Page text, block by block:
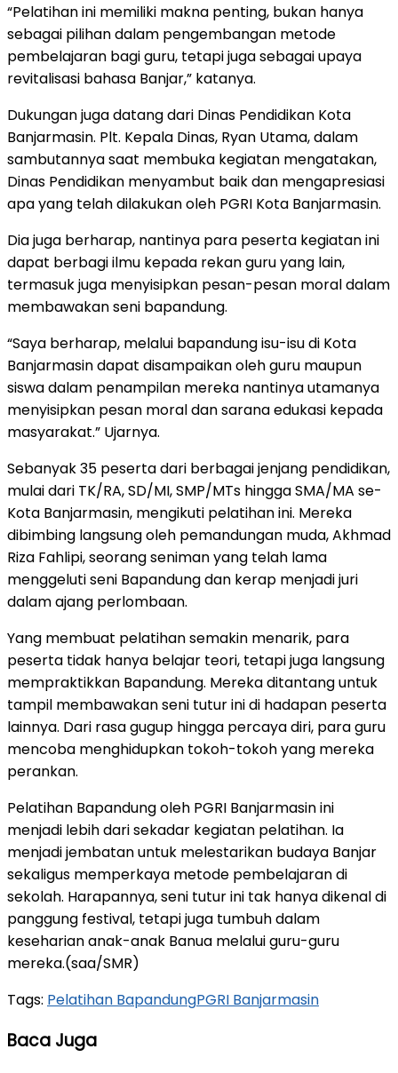
“Pelatihan ini memiliki makna penting, bukan hanya
sebagai pilihan dalam pengembangan metode
pembelajaran bagi guru, tetapi juga sebagai upaya
revitalisasi bahasa Banjar,” katanya.
Dukungan juga datang dari Dinas Pendidikan Kota
Banjarmasin. Plt. Kepala Dinas, Ryan Utama, dalam
sambutannya saat membuka kegiatan mengatakan,
Dinas Pendidikan menyambut baik dan mengapresiasi
apa yang telah dilakukan oleh PGRI Kota Banjarmasin.
Dia juga berharap, nantinya para peserta kegiatan ini
dapat berbagi ilmu kepada rekan guru yang lain,
termasuk juga menyisipkan pesan-pesan moral dalam
membawakan seni bapandung.
“Saya berharap, melalui bapandung isu-isu di Kota
Banjarmasin dapat disampaikan oleh guru maupun
siswa dalam penampilan mereka nantinya utamanya
menyisipkan pesan moral dan sarana edukasi kepada
masyarakat.” Ujarnya.
Sebanyak 35 peserta dari berbagai jenjang pendidikan,
mulai dari TK/RA, SD/MI, SMP/MTs hingga SMA/MA se-
Kota Banjarmasin, mengikuti pelatihan ini. Mereka
dibimbing langsung oleh pemandungan muda, Akhmad
Riza Fahlipi, seorang seniman yang telah lama
menggeluti seni Bapandung dan kerap menjadi juri
dalam ajang perlombaan.
Yang membuat pelatihan semakin menarik, para
peserta tidak hanya belajar teori, tetapi juga langsung
mempraktikkan Bapandung. Mereka ditantang untuk
tampil membawakan seni tutur ini di hadapan peserta
lainnya. Dari rasa gugup hingga percaya diri, para guru
mencoba menghidupkan tokoh-tokoh yang mereka
perankan.
Pelatihan Bapandung oleh PGRI Banjarmasin ini
menjadi lebih dari sekadar kegiatan pelatihan. Ia
menjadi jembatan untuk melestarikan budaya Banjar
sekaligus memperkaya metode pembelajaran di
sekolah. Harapannya, seni tutur ini tak hanya dikenal di
panggung festival, tetapi juga tumbuh dalam
keseharian anak-anak Banua melalui guru-guru
mereka.(saa/SMR)
Tags: Pelatihan BapandungPGRI Banjarmasin
Baca Juga